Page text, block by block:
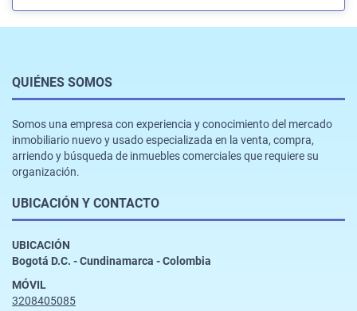
QUIÉNES SOMOS
Somos una empresa con experiencia y conocimiento del mercado
inmobiliario nuevo y usado especializada en la venta, compra,
arriendo y búsqueda de inmuebles comerciales que requiere su
organización.
UBICACIÓN Y CONTACTO
UBICACIÓN
Bogotá D.C. - Cundinamarca - Colombia
MÓVIL
3208405085